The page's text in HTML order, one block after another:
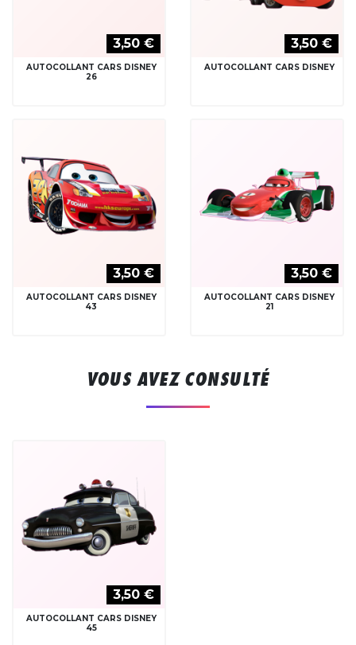
3,50 €
AUTOCOLLANT CARS DISNEY
26
3,50 €
AUTOCOLLANT CARS DISNEY
3,50 €
AUTOCOLLANT CARS DISNEY
43
3,50 €
AUTOCOLLANT CARS DISNEY
21
VOUS AVEZ CONSULTÉ
3,50 €
AUTOCOLLANT CARS DISNEY
45